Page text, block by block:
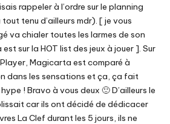
rappeler à l’ordre sur le planning
tout tenu d’ailleurs mdr). [ je vous
va chialer toutes les larmes de son
est sur la HOT list des jeux à jouer ]. Sur
Magicarta est comparé à
dans les sensations et ça, ça fait
! Bravo à vous deux 🙂 D’ailleurs le
car ils ont décidé de dédicacer
La Clef durant les 5 jours, ils ne